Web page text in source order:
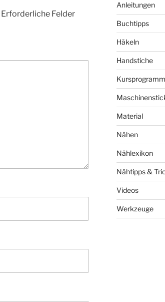
Erforderliche Felder
Anleitungen
Buchtipps
Häkeln
Handstiche
Kursprogramm
Material
Nähen
Nählexikon
Nähtipps &
Videos
Werkzeuge